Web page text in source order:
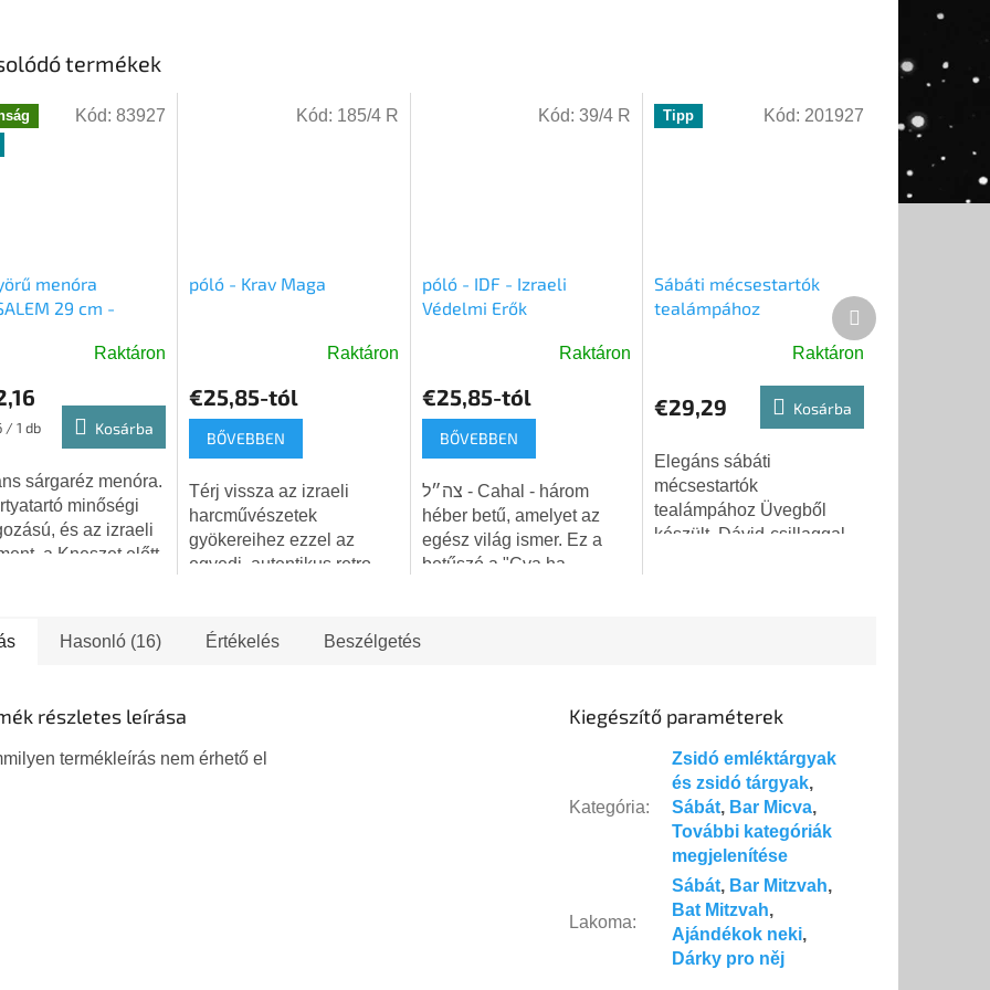
termékek
menóra
29 cm -
Raktáron
/ 1 db Kosárba
sárgaréz menóra.
minőségi
és az izraeli
a Kneszet előtt
Kód: 83927
póló - Krav Maga
Raktáron
€25,85-tól
BŐVEBBEN
Térj vissza az izraeli
harcművészetek
gyökereihez ezzel az
egyedi, autentikus retro
vintage nyomtatással
Kód: 185/4 R
póló - IDF - Izraeli
Védelmi Erők
átlagos
értékelése
5-
ből
5,0
csillag.
Raktáron
€25,85-tól
BŐVEBBEN
צה״ל - Cahal - három
héber betű, amelyet az
egész világ ismer. Ez a
betűszó a "Cva ha-
Kód:39/4 R Tipp
Sábáti mécsestartók
tealámpához
átlagos
5-
ből
5,0
csillag.
Raktáron
€29,29 Kosárba
Elegáns sábáti
mécsestartók
tealámpához Üvegből
készült, Dávid-csillaggal
Kód: 201927
Következő
termék
Hasonló (16) Értékelés Beszélgetés
részletes leírása
termékleírás nem érhető el
Kiegészítő paraméterek
Kategória:
Zsidó emléktárgyak
és zsidó tárgyak,
Sábát, Bar Micva,
További kategóriák
megjelenítése
Lakoma:
Sábát, Bar Mitzvah,
Bat Mitzvah,
Ajándékok neki,
Dárky pro něj